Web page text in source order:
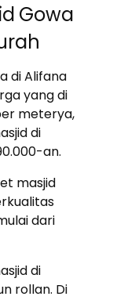
Gowa
di Alifana
yang di
meterya,
di
an.
masjid
dari
di
rollan. Di